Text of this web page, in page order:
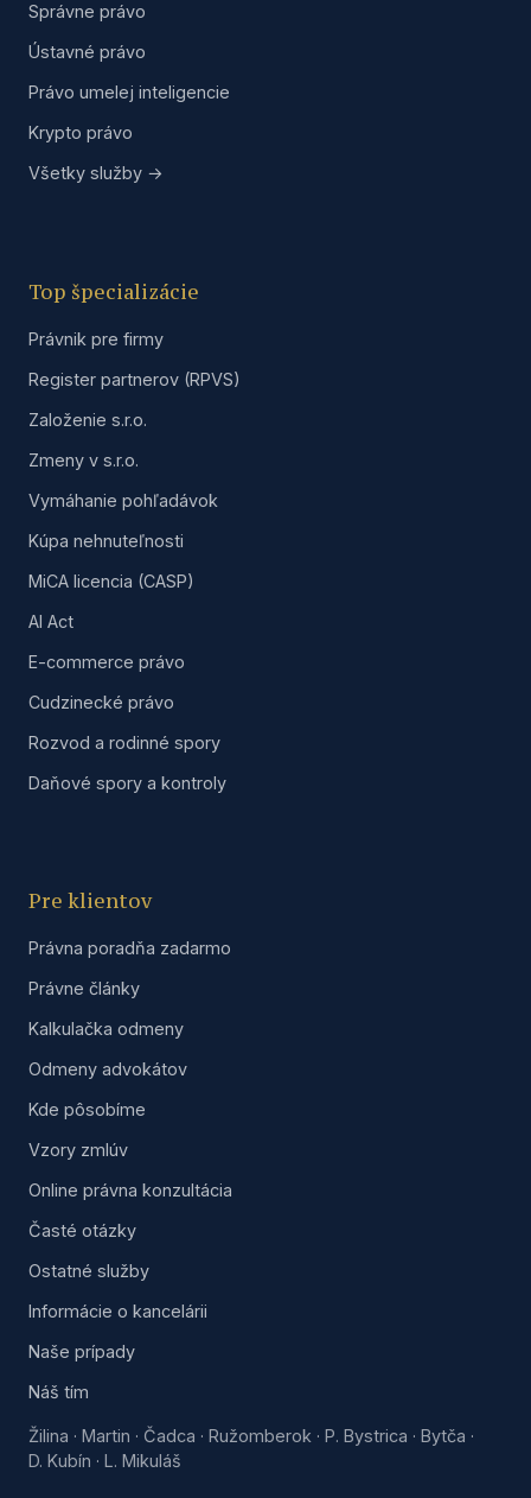
Správne právo
Ústavné právo
Právo umelej inteligencie
Krypto právo
Všetky služby →
Top špecializácie
Právnik pre firmy
Register partnerov (RPVS)
Založenie s.r.o.
Zmeny v s.r.o.
Vymáhanie pohľadávok
Kúpa nehnuteľnosti
MiCA licencia (CASP)
AI Act
E-commerce právo
Cudzinecké právo
Rozvod a rodinné spory
Daňové spory a kontroly
Pre klientov
Právna poradňa zadarmo
Právne články
Kalkulačka odmeny
Odmeny advokátov
Kde pôsobíme
Vzory zmlúv
Online právna konzultácia
Časté otázky
Ostatné služby
Informácie o kancelárii
Naše prípady
Náš tím
Žilina · Martin · Čadca · Ružomberok · P. Bystrica · Bytča ·
D. Kubín · L. Mikuláš